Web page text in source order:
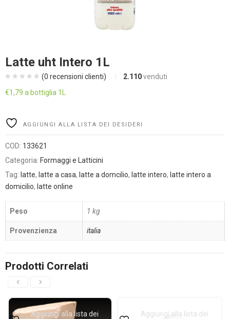
Latte uht Intero 1L
(0 recensioni clienti) 2.110 venduti
€1,79 a bottiglia 1L
Alternative:
AGGIUNGI ALLA LISTA DEI DESIDERI
COD: 133621
Categoria: Formaggi e Latticini
Tag: latte, latte a casa, latte a domcilio, latte intero, latte intero a
domicilio, latte online
Peso 1 kg
Provenzienza italia
Prodotti Correlati
Aggiungi alla lista dei
Aggiungi alla lista dei